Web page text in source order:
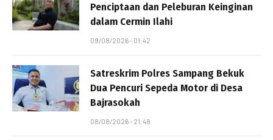
Penciptaan dan Peleburan Keinginan
dalam Cermin Ilahi
09/08/2026 - 01:42
Satreskrim Polres Sampang Bekuk
Dua Pencuri Sepeda Motor di Desa
Bajrasokah
08/08/2026 - 21:48